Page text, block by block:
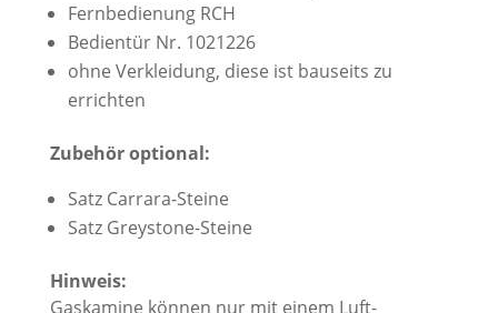
Fernbedienung RCH
Bedientür Nr. 1021226
ohne Verkleidung, diese ist bauseits zu
errichten
Zubehör optional:
Satz Carrara-Steine
Satz Greystone-Steine
Hinweis:
Gaskamine können nur mit einem Luft-